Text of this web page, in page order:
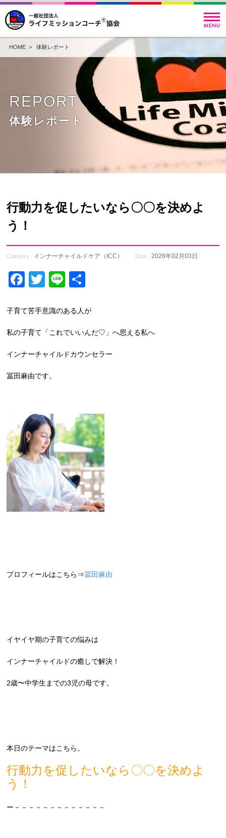
HOME> 体験レポート
REPORT
体験レポート
行動力を促したいなら〇〇を決めよ
う！
Category : インナーチャイルドケア（ICC） Date : 2026年02月03日
Facebook
Twitter
Line
子育て苦手意識のある人が
私の子育て「これでいいんだ♡」へ思える私へ
インナーチャイルドカウンセラー
冨田麻由です。
プロフィールはこちら⇒冨田麻由
イヤイヤ期の子育ての悩みは
インナーチャイルドの癒しで解決！
2歳〜中学生までの3児の母です。
本日のテーマはこちら。
行動力を促したいなら〇〇を決めよ
う！
ー－－－－－－－－－－－－－